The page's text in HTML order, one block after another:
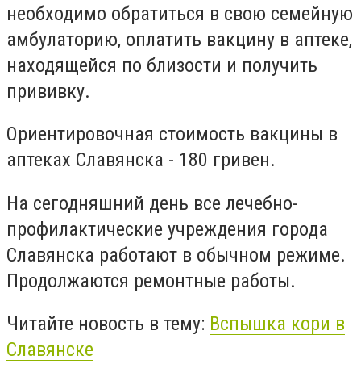
необходимо обратиться в свою семейную
амбулаторию, оплатить вакцину в аптеке,
находящейся по близости и получить
прививку.
Ориентировочная стоимость вакцины в
аптеках Славянска - 180 гривен.
На сегодняшний день все лечебно-
профилактические учреждения города
Славянска работают в обычном режиме.
Продолжаются ремонтные работы.
Читайте новость в тему: Вспышка кори в
Славянске